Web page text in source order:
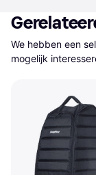
We hebben een
mogelijk